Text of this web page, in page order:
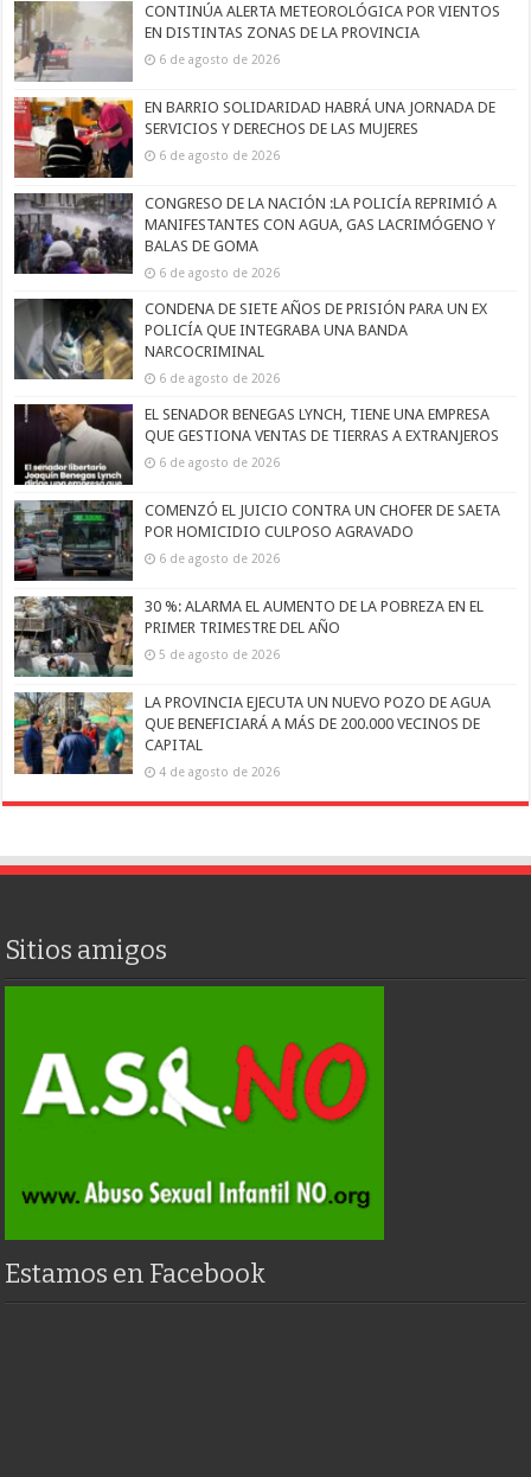
CONTINÚA ALERTA METEOROLÓGICA POR VIENTOS
EN DISTINTAS ZONAS DE LA PROVINCIA
6 de agosto de 2026
EN BARRIO SOLIDARIDAD HABRÁ UNA JORNADA DE
SERVICIOS Y DERECHOS DE LAS MUJERES
6 de agosto de 2026
CONGRESO DE LA NACIÓN :LA POLICÍA REPRIMIÓ A
MANIFESTANTES CON AGUA, GAS LACRIMÓGENO Y
BALAS DE GOMA
6 de agosto de 2026
CONDENA DE SIETE AÑOS DE PRISIÓN PARA UN EX
POLICÍA QUE INTEGRABA UNA BANDA
NARCOCRIMINAL
6 de agosto de 2026
EL SENADOR BENEGAS LYNCH, TIENE UNA EMPRESA
QUE GESTIONA VENTAS DE TIERRAS A EXTRANJEROS
6 de agosto de 2026
COMENZÓ EL JUICIO CONTRA UN CHOFER DE SAETA
POR HOMICIDIO CULPOSO AGRAVADO
6 de agosto de 2026
30 %: ALARMA EL AUMENTO DE LA POBREZA EN EL
PRIMER TRIMESTRE DEL AÑO
5 de agosto de 2026
LA PROVINCIA EJECUTA UN NUEVO POZO DE AGUA
QUE BENEFICIARÁ A MÁS DE 200.000 VECINOS DE
CAPITAL
4 de agosto de 2026
Sitios amigos
Estamos en Facebook